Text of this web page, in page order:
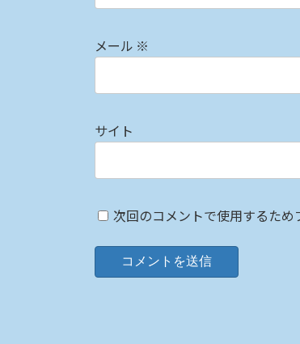
メール ※
サイト
次回のコメントで使用するため